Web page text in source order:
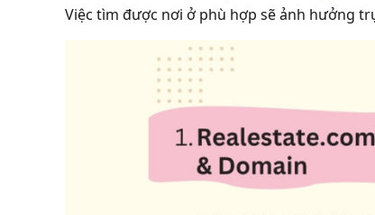
Việc tìm được nơi ở phù hợp sẽ ảnh hưởng